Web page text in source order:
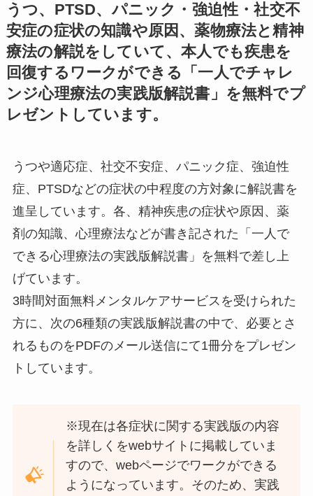
うつ、PTSD、パニック・強迫性・社交不
安症の症状の知識や原因、薬物療法と精神
療法の解説をしていて、本人でも疾患を
回復するワークができる「一人でチャレ
ンジ心理療法の実践版解説書」を無料でプ
レゼントしています。
うつや適応症、社交不安症、パニック症、強迫性
症、PTSDなどの症状の中程度の方対象に解説書を
進呈しています。各、精神疾患の症状や原因、薬
剤の知識、心理療法などが書き記された「一人で
できる心理療法の実践版解説書」を無料で差し上
げています。
3時間対面無料メンタルケアサービスを受けられた
方に、次の6種類の実践版解説書の中で、必要とさ
れるものをPDFのメール送信にて1冊分をプレゼン
トしています。
※現在は各症状に関する実践版の内容
を詳しくをwebサイトに掲載していま
すので、webページでワークができる
ようになっています。そのため、実践